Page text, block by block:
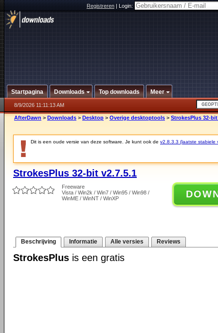
Registreren|Login:
Startpagina Downloads Top downloads Meer
8/9/2026 11:11:13 AM
AfterDawn > Downloads > Desktop > Overige desktoptools > StrokesPlus 32-bit
Dit is een oude versie van deze software. Je kunt ook de v2.8.3.3 (laatste stabiele
StrokesPlus 32-bit v2.7.5.1
Freeware
Vista / Win2k / Win7 / Win95 / Win98 /
WinME / WinNT / WinXP
Beschrijving Informatie Alle versies Reviews
StrokesPlus is een gratis